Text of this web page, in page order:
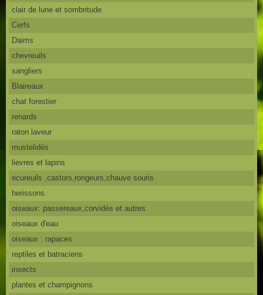
clair de lune et sombritude
Cerfs
Daims
chevreuils
sangliers
Blaireaux
chat forestier
renards
raton laveur
mustelidés
lievres et lapins
ecureuils ,castors,rongeurs,chauve souris
herissons
oiseaux: passereaux,corvidés et autres
oiseaux d'eau
oiseaux : rapaces
reptiles et batraciens
insects
plantes et champignons